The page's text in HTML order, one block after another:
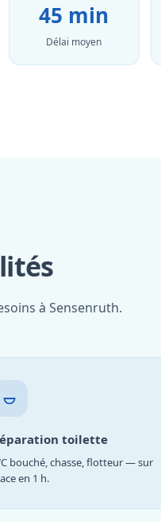
45 min
Délai moyen
à Sensenruth.
toilette
bouché, chasse, flotteur — sur
en 1 h.